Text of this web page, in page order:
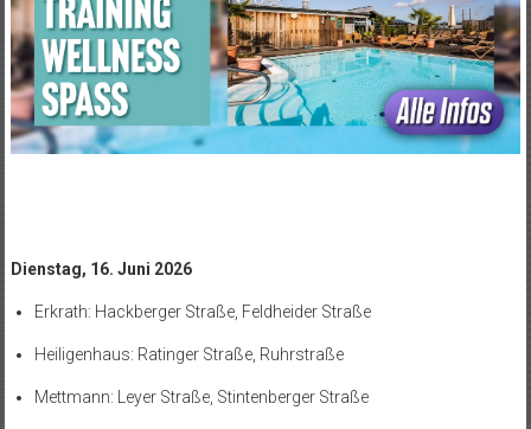
Dienstag, 16. Juni 2026
Erkrath: Hackberger Straße, Feldheider Straße
Heiligenhaus: Ratinger Straße, Ruhrstraße
Mettmann: Leyer Straße, Stintenberger Straße